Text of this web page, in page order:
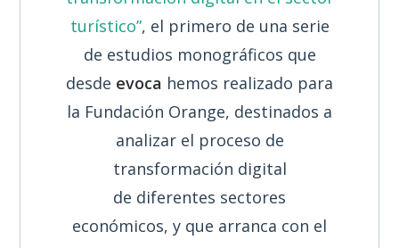
turístico”, el primero de una serie
de estudios monográficos que
desde evoca hemos realizado para
la Fundación Orange, destinados a
analizar el proceso de
transformación digital
de diferentes sectores
económicos, y que arranca con el